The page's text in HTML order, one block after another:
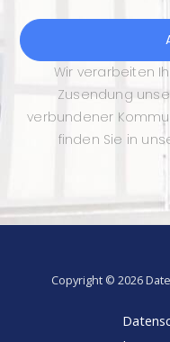
Wir verarbeiten
Zusendung
verbundener
finden Sie in
Copyright © 2026